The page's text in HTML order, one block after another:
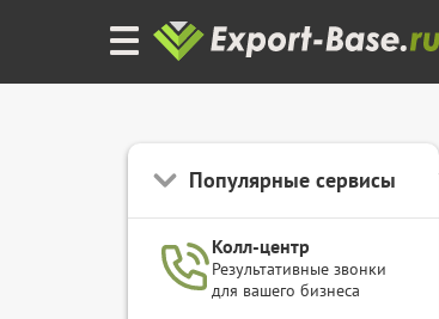
Популярные сервисы
Колл-центр
Результативные звонки
для вашего бизнеса